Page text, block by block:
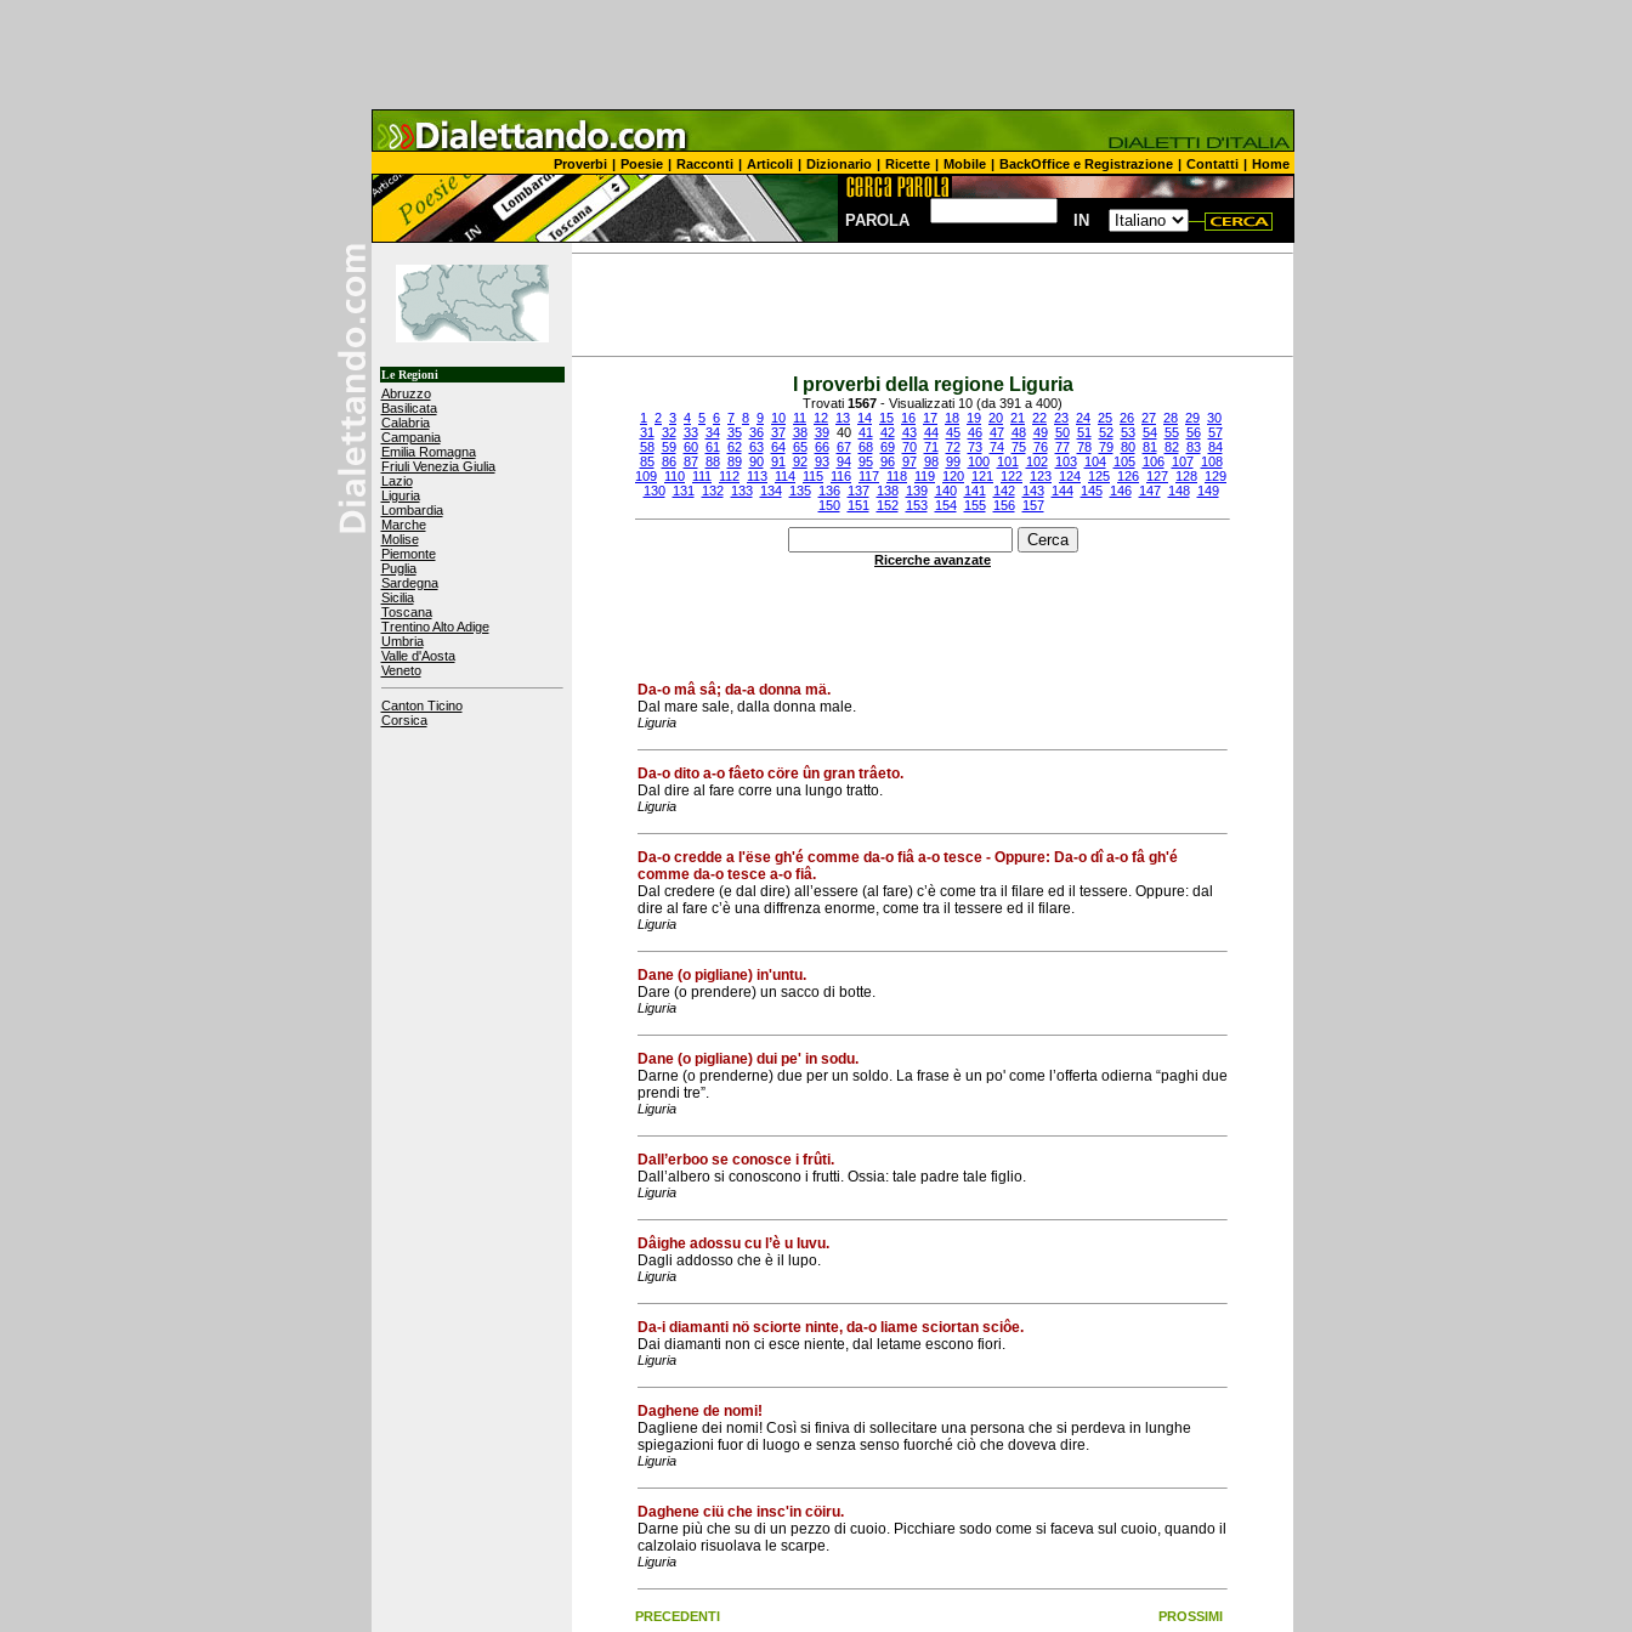
Proverbi | Poesie | Racconti | Articoli | Dizionario | Ricette | Mobile | BackOffice e Registrazione | Contatti | Home
PAROLA IN
Le Regioni
Abruzzo
Basilicata
Calabria
Campania
Emilia Romagna
Friuli Venezia Giulia
Lazio
Liguria
Lombardia
Marche
Molise
Piemonte
Puglia
Sardegna
Sicilia
Toscana
Trentino Alto Adige
Umbria
Valle d'Aosta
Veneto
Canton Ticino
Corsica
I proverbi della regione Liguria
Trovati 1567 - Visualizzati 10 (da 391 a 400)
1
2 3 4 5 6 7 8 9 10 11 12 13 14 15 16 17 18 19 20 21 22 23 24 25 26 27 28 29 30
31
32 33 34 35 36 37 38 39 40 41 42 43 44 45 46 47 48 49 50 51 52 53 54 55 56 57
58 59 60 61 62 63 64 65 66 67 68 69 70 71 72 73 74 75 76 77 78 79 80 81 82 83 84
85 86 87 88 89 90 91 92 93 94 95 96 97 98 99 100 101 102 103 104 105 106 107
108
109 110 111 112 113 114 115 116 117 118 119 120 121 122 123 124 125 126 127 128 129
130
131 132 133 134 135 136 137 138 139 140 141 142 143 144 145 146 147 148
149
150
151 152 153 154 155 156 157
Ricerche avanzate
Da-o mâ sâ; da-a donna mä.
Dal mare sale, dalla donna male.
Liguria
Da-o dito a-o fâeto cöre ûn gran trâeto.
Dal dire al fare corre una lungo tratto.
Liguria
Da-o credde a l'ëse gh'é comme da-o fiâ a-o tesce - Oppure: Da-o dî a-o fâ gh'é
comme da-o tesce a-o fiâ.
Dal credere (e dal dire) all’essere (al fare) c’è come tra il filare ed il tessere. Oppure: dal
dire al fare c’è una diffrenza enorme, come tra il tessere ed il filare.
Liguria
Dane (o pigliane) in'untu.
Dare (o prendere) un sacco di botte.
Liguria
Dane (o pigliane) dui pe' in sodu.
Darne (o prenderne) due per un soldo. La frase è un po' come l’offerta odierna “paghi due
prendi tre”.
Liguria
Dall’erboo se conosce i frûti.
Dall’albero si conoscono i frutti. Ossia: tale padre tale figlio.
Liguria
Dâighe adossu cu l’è u luvu.
Dagli addosso che è il lupo.
Liguria
Da-i diamanti nö sciorte ninte, da-o liame sciortan sciôe.
Dai diamanti non ci esce niente, dal letame escono fiori.
Liguria
Daghene de nomi!
Dagliene dei nomi! Così si finiva di sollecitare una persona che si perdeva in lunghe
spiegazioni fuor di luogo e senza senso fuorché ciò che doveva dire.
Liguria
Daghene ciü che insc'in cöiru.
Darne più che su di un pezzo di cuoio. Picchiare sodo come si faceva sul cuoio, quando il
calzolaio risuolava le scarpe.
Liguria
PRECEDENTI PROSSIMI